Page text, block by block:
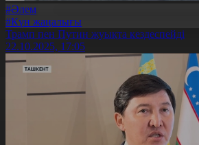
#Әлем
#Күн жаңалығы
Трамп пен Путин жуықта кездеспейді
22.10.2025, 17:05